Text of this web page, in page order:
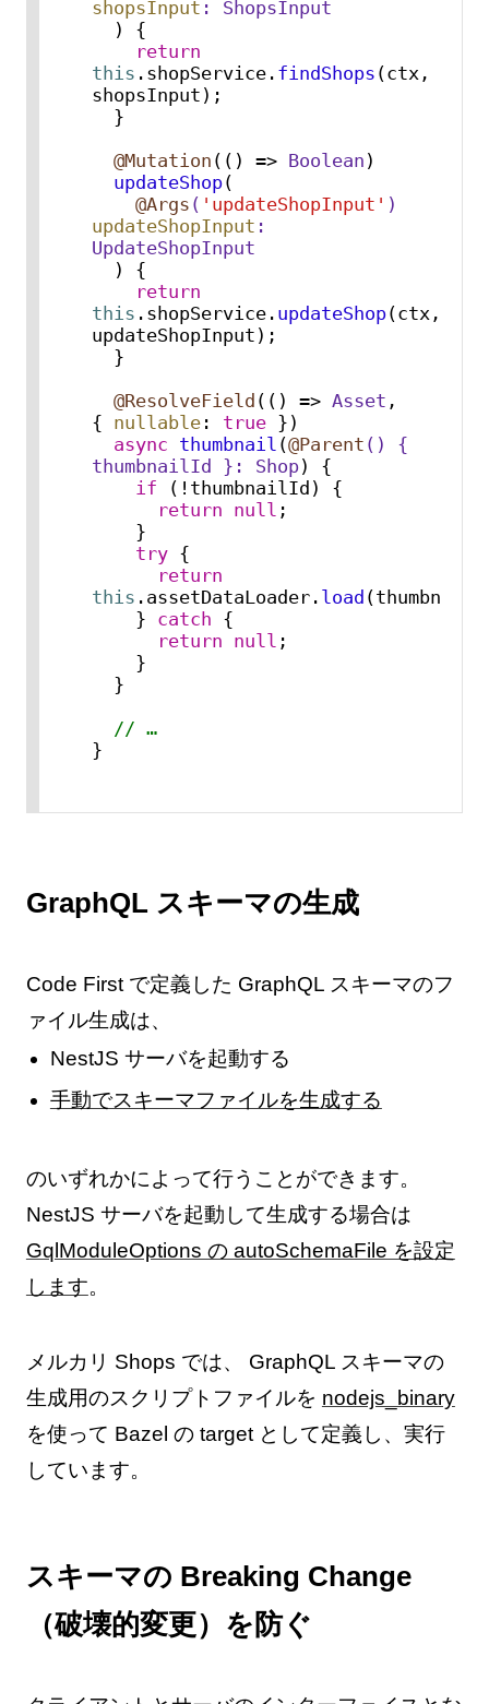
shopsInput : ShopsInput
) {
return
this . shopService. findShops (ctx,
shopsInput);
@Mutation ( () => Boolean )
updateShop(
@Args ( 'updateShopInput'
updateShopInput
UpdateShopInput
) {
return
this . shopService. updateShop(ctx,
updateShopInput);
@ResolveField ( () => Asset ,
{ nullable: true })
async thumbnail (@Parent () {
thumbnailId }: Shop) {
if (!thumbnailId) {
return null ;
try {
return
this . assetDataLoader. load
    }
catch {
return null ;
// …
}
GraphQL スキーマの生成
Code First で定義した GraphQL スキーマのフ
ァイル生成は、
NestJS サーバを起動する
手動でスキーマファイルを生成する
のいずれかによって行うことができます。
NestJS サーバを起動して生成する場合は
GqlModuleOptions の autoSchemaFile を設定
します。
メルカリ Shops では、 GraphQL スキーマの
生成用のスクリプトファイルを nodejs_binary
を使って Bazel の target として定義し、実行
しています。
スキーマの Breaking Change
（破壊的変更）を防ぐ